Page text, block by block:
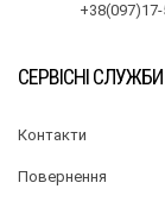
СЕРВІСНІ СЛУЖБИ
Контакти
Повернення